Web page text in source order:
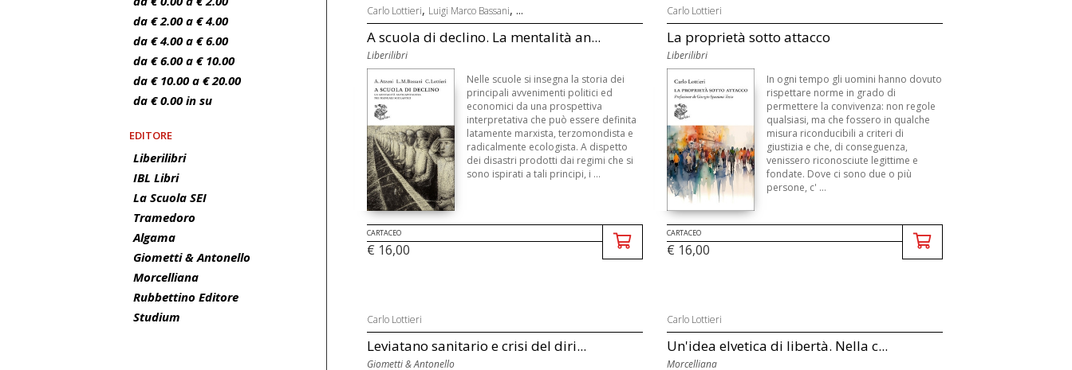
da € 2.00 a € 4.00
da € 4.00 a € 6.00
da € 6.00 a € 10.00
da € 10.00 a € 20.00
da € 0.00 in su
EDITORE
Liberilibri
IBL Libri
La Scuola SEI
Tramedoro
Algama
Giometti & Antonello
Morcelliana
Rubbettino Editore
Studium
Carlo Lottieri, Luigi Marco Bassani, ...
A scuola di declino. La mentalità an...
Liberilibri
Nelle scuole si insegna la storia dei
principali avvenimenti politici ed
economici da una prospettiva
interpretativa che può essere definita
latamente marxista, terzomondista e
radicalmente ecologista. A dispetto
dei disastri prodotti dai regimi che si
sono ispirati a tali principi, i ...
CARTACEO
€ 16,00
Carlo Lottieri
La proprietà sotto attacco
Liberilibri
In ogni tempo gli uomini hanno dovuto
rispettare norme in grado di
permettere la convivenza: non regole
qualsiasi, ma che fossero in qualche
misura riconducibili a criteri di
giustizia e che, di conseguenza,
venissero riconosciute legittime e
fondate. Dove ci sono due o più
persone, c' ...
CARTACEO
€ 16,00
Carlo Lottieri
Leviatano sanitario e crisi del diri...
Giometti & Antonello
Carlo Lottieri
Un'idea elvetica di libertà. Nella c...
Morcelliana